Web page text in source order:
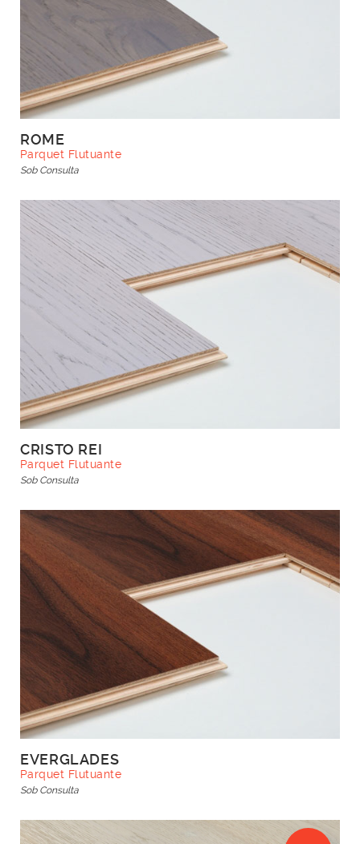
ROME
Parquet Flutuante
Sob Consulta
CRISTO REI
Parquet Flutuante
Sob Consulta
EVERGLADES
Parquet Flutuante
Sob Consulta